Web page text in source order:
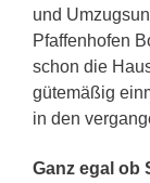
und
Pfaffenhofen
schon die
gütemäßig
in den
Ganz egal ob